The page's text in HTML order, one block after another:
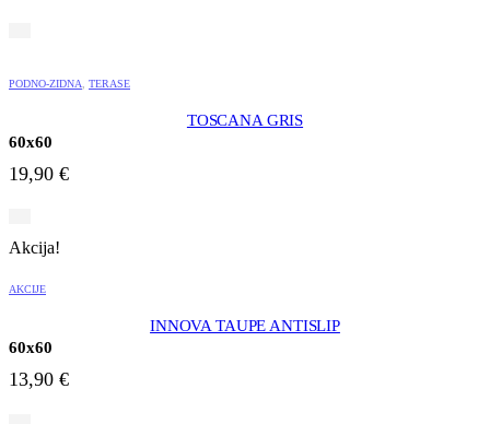
PODNO-ZIDNA TERASE
TOSCANA GRIS
60x60
19,90 €
Akcija!
AKCIJE
INNOVA TAUPE ANTISLIP
60x60
13,90 €